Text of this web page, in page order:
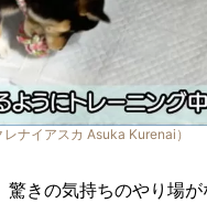
ナイアスカ Asuka Kurenai）
驚きの気持ちのやり場が